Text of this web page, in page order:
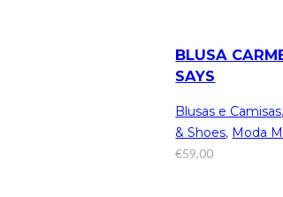
BLUSA
SAYS
Blusas e Camisas,
& Shoes, Moda
€59,00